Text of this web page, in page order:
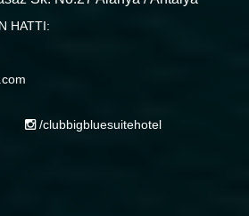
HATTI:
/clubbigbluesuitehotel